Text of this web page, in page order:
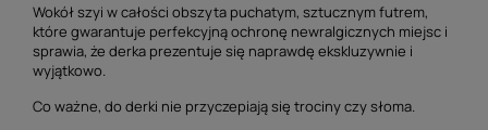
Wokół szyi w całości obszyta puchatym, sztucznym futrem,
które gwarantuje perfekcyjną ochronę newralgicznych miejsc i
sprawia, że derka prezentuje się naprawdę ekskluzywnie i
wyjątkowo.
Co ważne, do derki nie przyczepiają się trociny czy słoma.